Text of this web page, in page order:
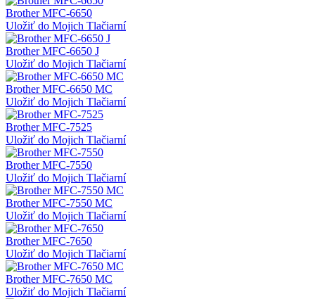
Brother MFC-6650
Uložiť do Mojich Tlačiarní
Brother MFC-6650 J
Uložiť do Mojich Tlačiarní
Brother MFC-6650 MC
Uložiť do Mojich Tlačiarní
Brother MFC-7525
Uložiť do Mojich Tlačiarní
Brother MFC-7550
Uložiť do Mojich Tlačiarní
Brother MFC-7550 MC
Uložiť do Mojich Tlačiarní
Brother MFC-7650
Uložiť do Mojich Tlačiarní
Brother MFC-7650 MC
Uložiť do Mojich Tlačiarní